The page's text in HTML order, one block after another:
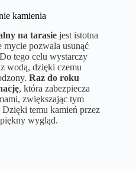
kamienia
na tarasie jest istotna
mycie pozwala usunąć
tego celu wystarczy
wodą, dzięki czemu
Raz do roku
, która zabezpiecza
zwiększając tym
Dzięki temu kamień przez
wygląd.